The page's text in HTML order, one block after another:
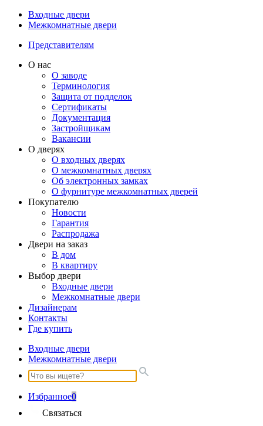
Входные двери
Межкомнатные двери
Представителям
О нас
О заводе
Терминология
Защита от подделок
Сертификаты
Документация
Застройщикам
Вакансии
О дверях
О входных дверях
О межкомнатных дверях
Об электронных замках
О фурнитуре межкомнатных дверей
Покупателю
Новости
Гарантия
Распродажа
Двери на заказ
В дом
В квартиру
Выбор двери
Входные двери
Межкомнатные двери
Дизайнерам
Контакты
Где купить
Входные двери
Межкомнатные двери
Избранное0
Связаться